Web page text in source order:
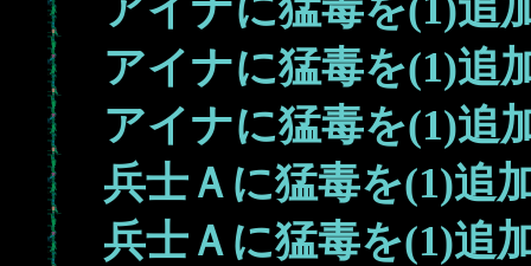
アイナに猛毒を(1)追
アイナに猛毒を(1)追
アイナに猛毒を(1)追
兵士Ａに猛毒を(1)追
兵士Ａに猛毒を(1)追